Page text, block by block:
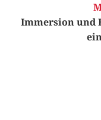
Immersion und